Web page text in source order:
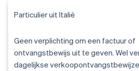
Particulier uit Italië
Geen verplichting om een factuur of
ontvangstbewijs uit te geven. Wel
dagelijkse